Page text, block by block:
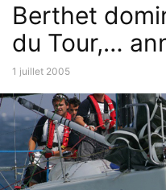
Berthet
du Tour,…
1 juillet 2005